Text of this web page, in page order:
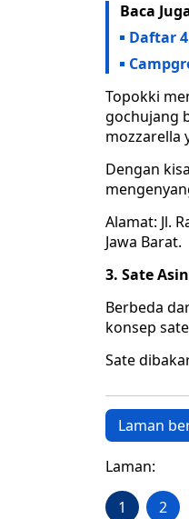
Baca
Daftar
Topokki
gochujang
mozzarella
Dengan
Alamat: Jl.
Jawa Barat.
3. Sate
Berbeda
konsep
Sate
Laman
Laman:
1 2